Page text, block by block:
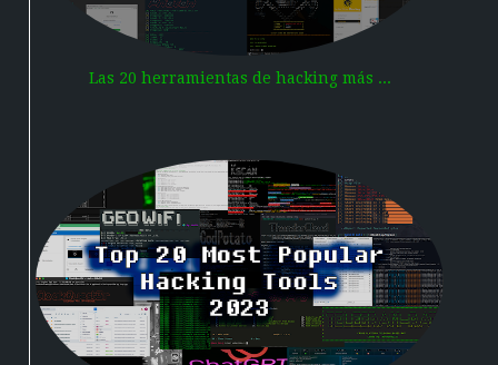
Las 20 herramientas de hacking más ...